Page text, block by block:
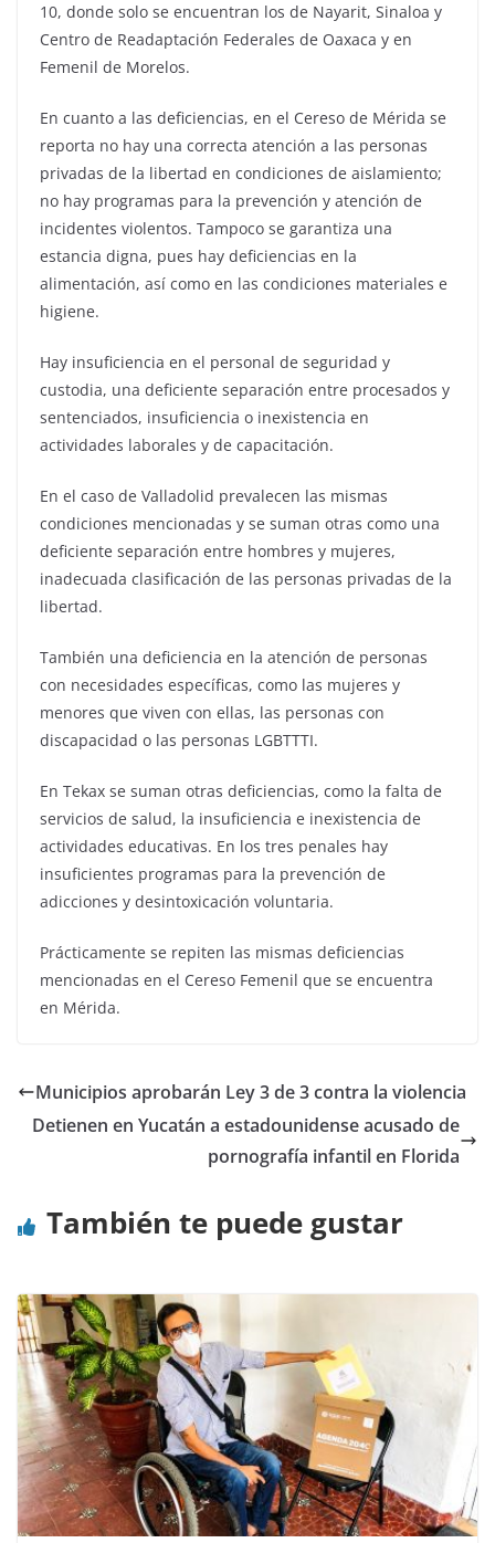
10, donde solo se encuentran los de Nayarit, Sinaloa y
Centro de Readaptación Federales de Oaxaca y en
Femenil de Morelos.
En cuanto a las deficiencias, en el Cereso de Mérida se
reporta no hay una correcta atención a las personas
privadas de la libertad en condiciones de aislamiento;
no hay programas para la prevención y atención de
incidentes violentos. Tampoco se garantiza una
estancia digna, pues hay deficiencias en la
alimentación, así como en las condiciones materiales e
higiene.
Hay insuficiencia en el personal de seguridad y
custodia, una deficiente separación entre procesados y
sentenciados, insuficiencia o inexistencia en
actividades laborales y de capacitación.
En el caso de Valladolid prevalecen las mismas
condiciones mencionadas y se suman otras como una
deficiente separación entre hombres y mujeres,
inadecuada clasificación de las personas privadas de la
libertad.
También una deficiencia en la atención de personas
con necesidades específicas, como las mujeres y
menores que viven con ellas, las personas con
discapacidad o las personas LGBTTTI.
En Tekax se suman otras deficiencias, como la falta de
servicios de salud, la insuficiencia e inexistencia de
actividades educativas. En los tres penales hay
insuficientes programas para la prevención de
adicciones y desintoxicación voluntaria.
Prácticamente se repiten las mismas deficiencias
mencionadas en el Cereso Femenil que se encuentra
en Mérida.
Municipios aprobarán Ley 3 de 3 contra la violencia
Detienen en Yucatán a estadounidense acusado de
pornografía infantil en Florida
También te puede gustar